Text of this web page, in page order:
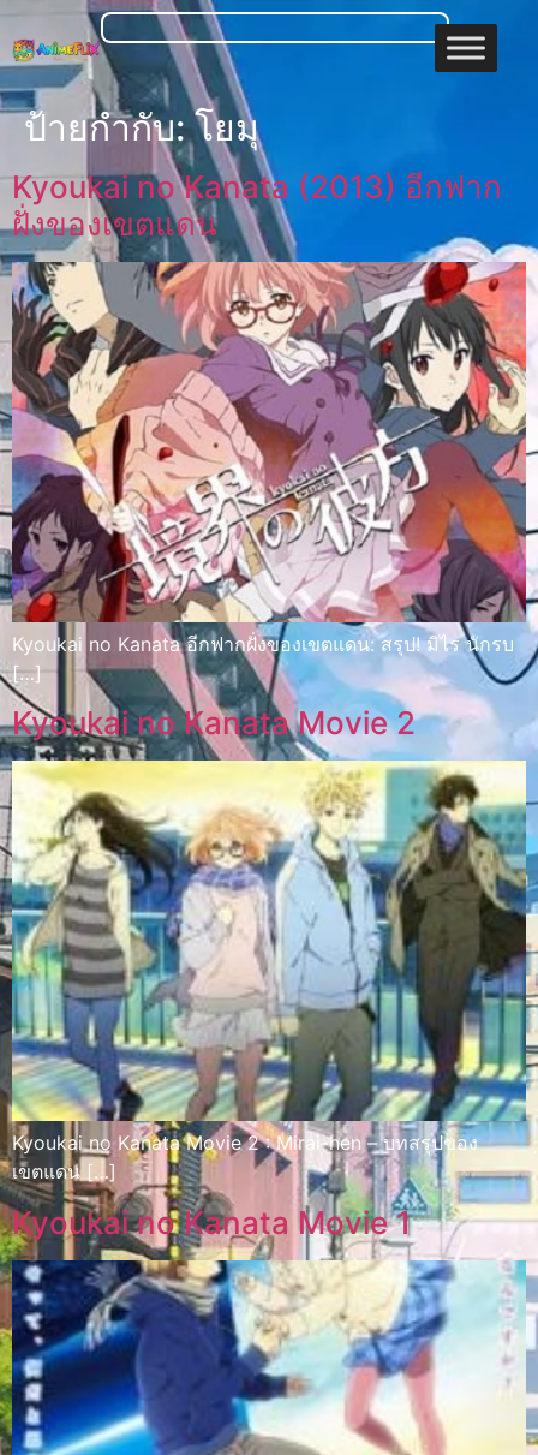
ป้ายกำกับ:โยมุ
Kyoukai no Kanata (2013) อีกฟาก
ฝั่งของเขตแดน
Kyoukai no Kanata อีกฟากฝั่งของเขตแดน: สรุป! มิไร นักรบ
[…]
Kyoukai no Kanata Movie 2
Kyoukai no Kanata Movie 2 : Mirai-hen – บทสรุปของ
เขตแดน […]
Kyoukai no Kanata Movie 1